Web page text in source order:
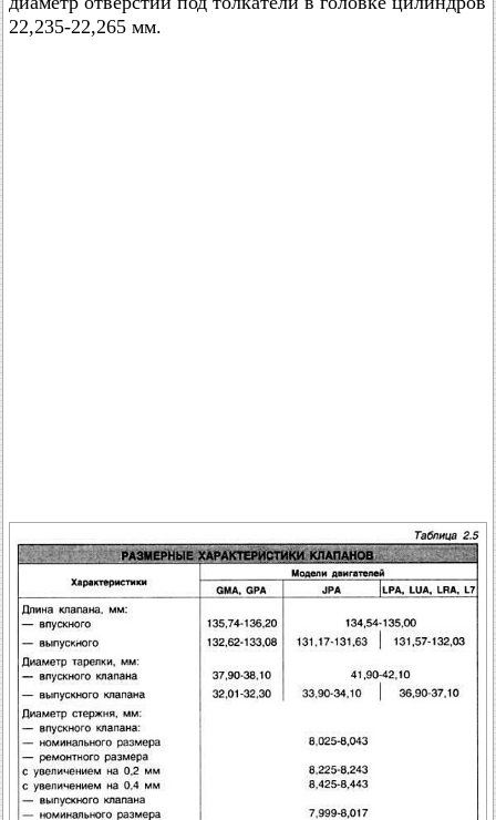
22,235-22,265 мм.